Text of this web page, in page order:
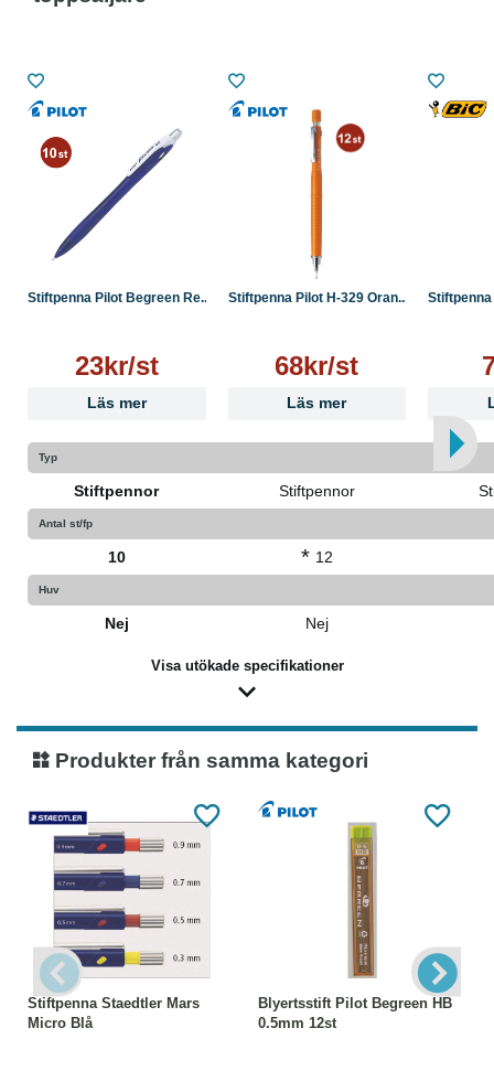
Stiftpenna Pilot Begreen Re...
23kr/st
Läs mer
Stiftpenna Pilot H-329 Oran...
68kr/st
Läs mer
Stiftpenna
Typ
Stiftpennor Stiftpennor
Antal st/fp
10 * 12
Huv
Nej Nej
Visa utökade specifikationer
Produkter från samma kategori
Stiftpenna Staedtler Mars
Micro Blå
Blyertsstift Pilot Begreen HB
0.5mm 12st